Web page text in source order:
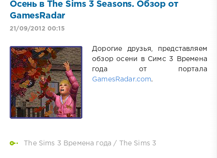
Осень в The Sims 3 Seasons. Обзор от
GamesRadar
21/09/2012 00:15
Дорогие друзья, представляем
обзор осени в Симс 3 Времена
года от портала
GamesRadar.com.
The Sims 3 Времена года / The Sims 3